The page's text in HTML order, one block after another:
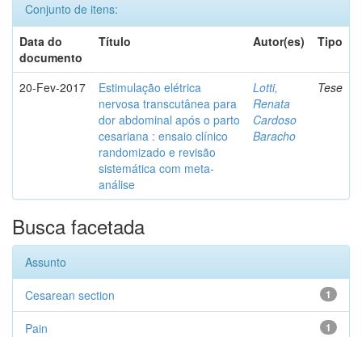
Conjunto de itens:
Data do
documento
Título Autor(es) Tipo
20-Fev-2017
Estimulação elétrica
nervosa transcutânea para
dor abdominal após o parto
cesariana : ensaio clínico
randomizado e revisão
sistemática com meta-
análise
Lotti,
Renata
Cardoso
Baracho
Tese
Busca facetada
Assunto
1
Cesarean section
1
Pain